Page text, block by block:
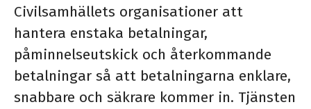
Civilsamhällets organisationer att
hantera enstaka betalningar,
påminnelseutskick och återkommande
betalningar så att betalningarna enklare,
snabbare och säkrare kommer in. Tjänsten